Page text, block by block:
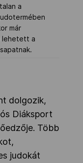
a
már
lehetett a
dolgozik,
Diáksport
Több
judokát